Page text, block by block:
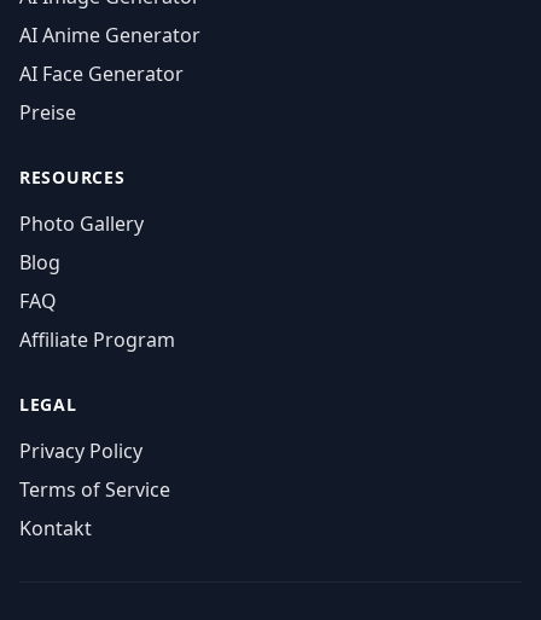
AI Anime Generator
AI Face Generator
Preise
RESOURCES
Photo Gallery
Blog
FAQ
Affiliate Program
LEGAL
Privacy Policy
Terms of Service
Kontakt